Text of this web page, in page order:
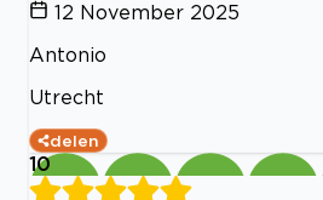
12 November 2025
Antonio
Utrecht
delen
10